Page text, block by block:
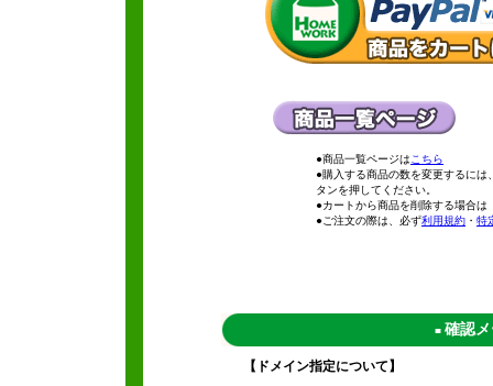
●商品一覧ページは こちら
●購入する商品の数を変更するに
タンを押してください。
●カートから商品を削除する場合
●ご注文の際は、必ず利用規約 ・ 特
■ 確認
【ドメイン指定について】